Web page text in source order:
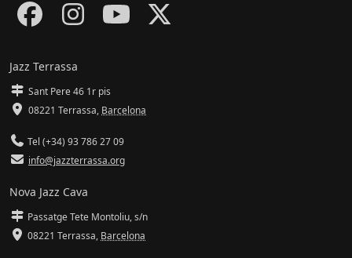
Jazz Terrassa
Sant Pere 46 1r pis
08221 Terrassa, Barcelona
Tel (+34) 93 786 27 09
info@jazzterrassa.org
Nova Jazz Cava
Passatge Tete Montoliu, s/n
08221 Terrassa, Barcelona